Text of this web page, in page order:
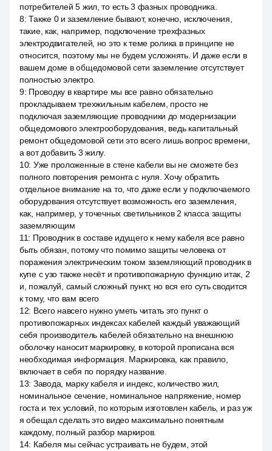
потребителей 5 жил, то есть 3 фазных проводника.
8:Также 0 и заземление бывают, конечно, исключения,
такие, как, например, подключение трехфазных
электродвигателей, но это к теме ролика в принципе не
относится, поэтому мы не будем усложнять. И даже если в
вашем доме в общедомовой сети заземление отсутствует
полностью электро.
9: Проводку в квартире мы все равно обязательно
прокладываем трехжильным кабелем, просто не
подключая заземляющие проводники до модернизации
общедомового электрооборудования, ведь капитальный
ремонт общедомовой сети это всего лишь вопрос времени,
а вот добавить 3 жилу.
10: Уже проложенные в стене кабели вы не сможете без
полного повторения ремонта с нуля. Хочу обратить
отдельное внимание на то, что даже если у подключаемого
оборудования отсутствует возможность его заземления,
как, например, у точечных светильников 2 класса защиты
заземляющим
11: Проводник в составе идущего к нему кабеля все равно
быть обязан, потому что помимо защиты человека от
поражения электрическим током заземляющий проводник в
купе с узо также несёт и противопожарную функцию итак, 2
и, пожалуй, самый сложный пункт, но вся его суть сводится
к тому, что вам всего
12: Всего навсего нужно уметь читать это пункт о
противопожарных индексах кабелей каждый уважающий
себя производитель кабелей обязательно на внешнюю
оболочку наносит маркировку, в которой прописана вся
необходимая информация. Маркировка, как правило,
включает в себя по порядку название.
13: Завода, марку кабеля и индекс, количество жил,
номинальное сечение, номинальное напряжение, номер
госта и тех условий, по которым изготовлен кабель, и раз уж
я обещал сделать это видео максимально понятным
каждому, полный разбор маркиров.
14: Кабеля мы сейчас устраивать не будем, этой